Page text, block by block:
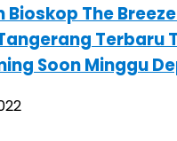
Bioskop The
Terbaru
Soon Minggu